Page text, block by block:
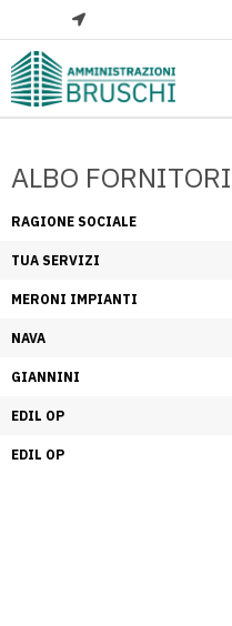
ALBO FORNITORI
RAGIONE SOCIALE
TUA SERVIZI
MERONI IMPIANTI
NAVA
GIANNINI
EDIL OP
EDIL OP